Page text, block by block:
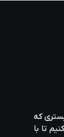
که
تا با